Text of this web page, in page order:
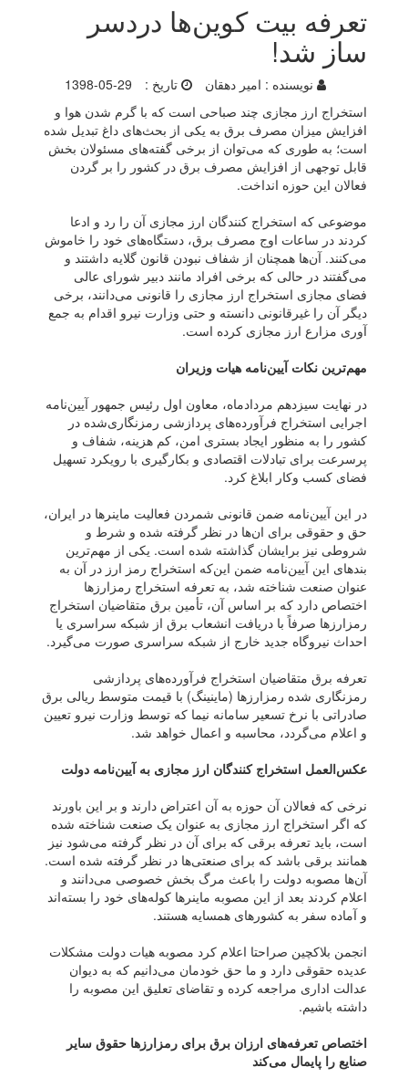
تعرفه بیت کوین‌ها دردسر
ساز شد!
نویسنده : امیر دهقان تاریخ :
1398-05-29
استخراج ارز مجازی چند صباحی است که با گرم شدن هوا و
افزایش میزان مصرف برق به یکی از بحث‌های داغ تبدیل شده
است؛ به طوری که می‌توان از برخی گفته‌های مسئولان بخش
قابل توجهی از افزایش مصرف برق در کشور را بر گردن
فعالان این حوزه انداخت.
موضوعی که استخراج کنندگان ارز مجازی آن را رد و ادعا
کردند در ساعات اوج مصرف برق، دستگاه‌های خود را خاموش
می‌کنند. آن‌ها همچنان از شفاف نبودن قانون گلایه داشتند و
می‌گفتند در حالی که برخی افراد مانند دبیر شورای عالی
فضای مجازی استخراج ارز مجازی را قانونی می‌دانند، برخی
دیگر آن را غیرقانونی دانسته و حتی وزارت نیرو اقدام به جمع
آوری مزارع ارز مجازی کرده است.
مهم‌ترین نکات آیین‌نامه هیات وزیران
در نهایت سیزدهم مردادماه، معاون اول رئیس جمهور آیین‌نامه
اجرایی استخراج فرآورده‌های پردازشی رمزنگاری‌شده در
کشور را به منظور ایجاد بستری امن، کم هزینه، شفاف و
پرسرعت برای تبادلات اقتصادی و بکارگیری با رویکرد تسهیل
فضای کسب وکار ابلاغ کرد.
در این آیین‌نامه ضمن قانونی شمردن فعالیت ماینر‌ها در ایران،
حق و حقوقی برای ان‌ها در نظر گرفته شده و شرط و
شروطی نیز برایشان گذاشته شده است. یکی از مهم‌ترین
بند‌های این آیین‌نامه ضمن این‌که استخراج رمز ارز در آن به
عنوان صنعت شناخته شد، به تعرفه استخراج رمزارز‌ها
اختصاص دارد که بر اساس آن، تأمین برق متقاضیان استخراج
رمزارز‌ها صرفاً با دریافت انشعاب برق از شبکه سراسری یا
احداث نیروگاه جدید خارج از شبکه سراسری صورت می‌گیرد.
تعرفه برق متقاضیان استخراج فرآورده‌های پردازشی
رمزنگاری شده رمزارز‌ها (ماینینگ) با قیمت متوسط ریالی برق
صادراتی با نرخ تسعیر سامانه نیما که توسط وزارت نیرو تعیین
و اعلام می‌گردد، محاسبه و اعمال خواهد شد.
عکس‌العمل استخراج کنندگان ارز مجازی به آیین‌نامه دولت
نرخی که فعالان آن حوزه به آن اعتراض دارند و بر این باورند
که اگر استخراج ارز مجازی به عنوان یک صنعت شناخته شده
است، باید تعرفه برقی که برای آن در نظر گرفته می‌شود نیز
همانند برقی باشد که برای صنعتی‌ها در نظر گرفته شده است.
آن‌ها مصوبه دولت را باعث مرگ بخش خصوصی می‌دانند و
اعلام کردند بعد از این مصوبه ماینر‌ها کوله‌های خود را بسته‌اند
و آماده سفر به کشور‌های همسایه هستند.
انجمن بلاکچین صراحتا اعلام کرد مصوبه هیات دولت مشکلات
عدیده حقوقی دارد و ما حق خودمان می‌دانیم که به دیوان
عدالت اداری مراجعه کرده و تقاضای تعلیق این مصوبه را
داشته باشیم.
اختصاص تعرفه‌های ارزان برق برای رمزارز‌ها حقوق سایر
صنایع را پایمال می‌کند